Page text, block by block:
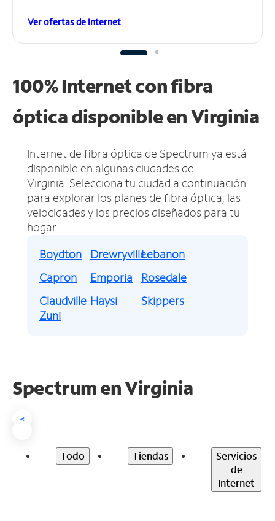
Ver ofertas de Internet
100% Internet con fibra
óptica disponible en Virginia
Internet de fibra óptica de Spectrum ya está
disponible en algunas ciudades de
Virginia. Selecciona tu ciudad a continuación
para explorar los planes de fibra óptica, las
velocidades y los precios diseñados para tu
hogar.
Boydton
Capron
Claudville
Drewryville
Emporia
Haysi
Lebanon
Rosedale
Skippers
Zuni
Spectrum enVirginia
<
Todo Tiendas
Servicios
de
Internet